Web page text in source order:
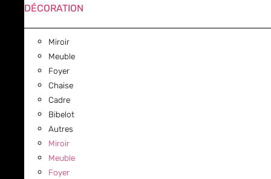
DÉCORATION
Miroir
Meuble
Foyer
Chaise
Cadre
Bibelot
Autres
Miroir
Meuble
Foyer